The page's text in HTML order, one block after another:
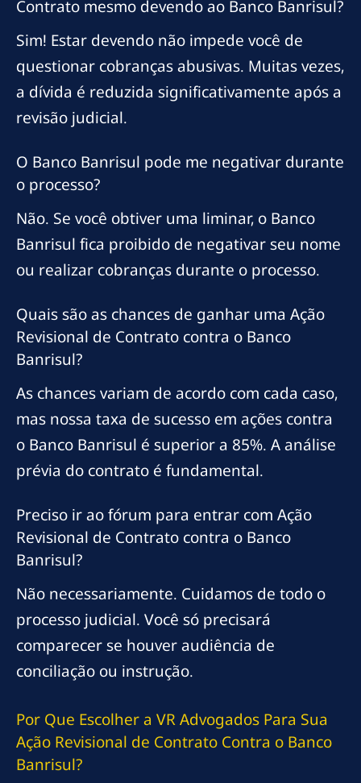
Contrato mesmo devendo ao Banco Banrisul?
Sim! Estar devendo não impede você de
questionar cobranças abusivas. Muitas vezes,
a dívida é reduzida significativamente após a
revisão judicial.
O Banco Banrisul pode me negativar durante
o processo?
Não. Se você obtiver uma liminar, o Banco
Banrisul fica proibido de negativar seu nome
ou realizar cobranças durante o processo.
Quais são as chances de ganhar uma Ação
Revisional de Contrato contra o Banco
Banrisul?
As chances variam de acordo com cada caso,
mas nossa taxa de sucesso em ações contra
o Banco Banrisul é superior a 85%. A análise
prévia do contrato é fundamental.
Preciso ir ao fórum para entrar com Ação
Revisional de Contrato contra o Banco
Banrisul?
Não necessariamente. Cuidamos de todo o
processo judicial. Você só precisará
comparecer se houver audiência de
conciliação ou instrução.
Por Que Escolher a VR Advogados Para Sua
Ação Revisional de Contrato Contra o Banco
Banrisul?